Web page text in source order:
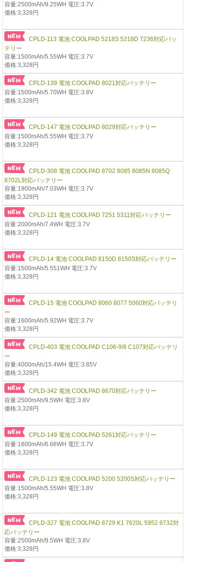
容量:2500mAh/9.25WH 電圧:3.7V
価格:3,328円
CPLD-113 電池 COOLPAD 5218S 5218D 7236対応バッ
テリー
容量:1500mAh/5.55WH 電圧:3.7V
価格:3,328円
CPLD-139 電池 COOLPAD 8021対応バッテリー
容量:1500mAh/5.70WH 電圧:3.8V
価格:3,328円
CPLD-147 電池 COOLPAD 8029対応バッテリー
容量:1500mAh/5.55WH 電圧:3.7V
価格:3,328円
CPLD-308 電池 COOLPAD 8702 8085 8085N 8085Q
8702L対応バッテリー
容量:1900mAh/7.03WH 電圧:3.7V
価格:3,328円
CPLD-121 電池 COOLPAD 7251 5311対応バッテリー
容量:2000mAh/7.4WH 電圧:3.7V
価格:3,328円
CPLD-14 電池 COOLPAD 8150D 8150S対応バッテリー
容量:1500mAh/5.551WH 電圧:3.7V
価格:3,328円
CPLD-15 電池 COOLPAD 8060 8077 5060対応バッテリ
ー
容量:1600mAh/5.92WH 電圧:3.7V
価格:3,328円
CPLD-403 電池 COOLPAD C106-9/8 C107対応バッテリ
ー
容量:4000mAh/15.4WH 電圧:3.85V
価格:3,328円
CPLD-342 電池 COOLPAD 8670対応バッテリー
容量:2500mAh/9.5WH 電圧:3.8V
価格:3,328円
CPLD-149 電池 COOLPAD 5261対応バッテリー
容量:1800mAh/6.66WH 電圧:3.7V
価格:3,328円
CPLD-123 電池 COOLPAD 5200 5200S対応バッテリー
容量:1500mAh/5.55WH 電圧:3.8V
価格:3,328円
CPLD-327 電池 COOLPAD 8729 K1 7620L 5952 8732対
応バッテリー
容量:2500mAh/9.5WH 電圧:3.8V
価格:3,328円